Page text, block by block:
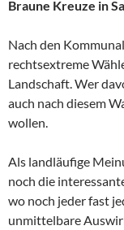
Braune Kreuze in
Nach den
rechtsextreme
Landschaft. Wer
auch nach diesem
wollen.
Als landläufige
noch die
wo noch jeder fast
unmittelbare